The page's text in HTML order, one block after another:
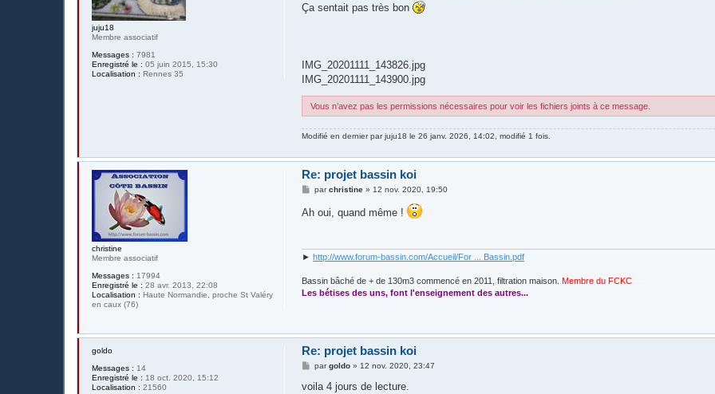
juju18
Membre associatif
Messages : 7981
Enregistré le : 05 juin 2015, 15:30
Localisation : Rennes 35
a
Ça sentait pas très bon
IMG_20201111_143826.jpg
IMG_20201111_143900.jpg
Vous n’avez pas les permissions nécessaires pour voir les fichiers joints à ce message.
Modifié en dernier parjuju18 le 26 janv. 2026, 14:02, modifié 1 fois.
christine
Membre associatif
Messages : 17994
Enregistré le : 28 avr. 2013, 22:08
Localisation : Haute Normandie, proche St Valéry
en caux (76)
Re: projet bassin koi
M
s
parchristine » 12 nov. 2020, 19:50
Ah oui, quand même !
►http://www.forum-bassin.com/Accueil/For ... Bassin.pdf
Bassin bâché de + de 130m3 commencé en 2011, filtration maison.Membre du FCKC
Les bétises des uns, font l'enseignement des autres...
goldo
Messages : 14
Enregistré le : 18 oct. 2020, 15:12
Localisation : 21560
Re: projet bassin koi
M
s
pargoldo » 12 nov. 2020, 23:47
voila 4 jours de lecture.